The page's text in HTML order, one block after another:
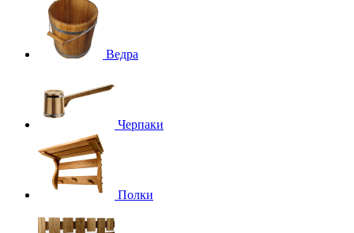
Ведра
Черпаки
Полки